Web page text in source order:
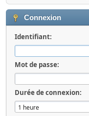
Connexion
Identifiant:
Mot de passe:
Durée de connexion: